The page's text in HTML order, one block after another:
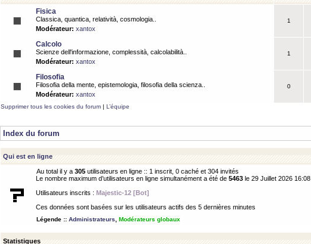
Fisica
Classica, quantica, relatività, cosmologia..
Modérateur: xantox
1
Calcolo
Scienze dell'informazione, complessità, calcolabilità..
Modérateur: xantox
1
Filosofia
Filosofia della mente, epistemologia, filosofia della scienza..
Modérateur: xantox
0
Supprimer tous les cookies du forum | L’équipe
Index du forum
Qui est en ligne
Au total il y a 305 utilisateurs en ligne :: 1 inscrit, 0 caché et 304 invités
Le nombre maximum d’utilisateurs en ligne simultanément a été de 5463 le 29 Juillet 2026 16:08
Utilisateurs inscrits : Majestic-12 [Bot]
Ces données sont basées sur les utilisateurs actifs des 5 dernières minutes
Légende :: Administrateurs Modérateurs globaux
Statistiques